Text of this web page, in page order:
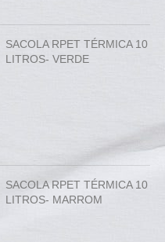
SACOLA RPET TÉRMICA 10
LITROS- VERDE
SACOLA RPET TÉRMICA 10
LITROS- MARROM